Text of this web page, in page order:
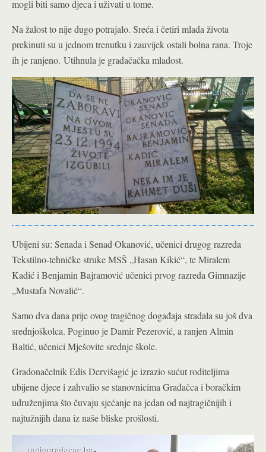
mogli biti samo djeca i uživati u tome.
Na žalost to nije dugo potrajalo. Sreća i četiri mlada života
prekinuti su u jednom trenutku i zauvijek ostali bolna rana. Troje
ih je ranjeno. Utihnula je gradačačka mladost.
Ubijeni su: Senada i Senad Okanović, učenici drugog razreda
Tekstilno-tehničke struke MSŠ „Hasan Kikić“, te Miralem
Kadić i Benjamin Bajramović učenici prvog razreda Gimnazije
„Mustafa Novalić“.
Samo dva dana prije ovog tragičnog događaja stradala su još dva
srednjoškolca. Poginuo je Damir Pezerović, a ranjen Almin
Baltić, učenici Mješovite srednje škole.
Gradonačelnik Edis Dervišagić je izrazio sućut roditeljima
ubijene djece i zahvalio se stanovnicima Gradačca i boračkim
udruženjima što čuvaju sjećanje na jedan od najtragičnijih i
najtužnijih dana iz naše bliske prošlosti.